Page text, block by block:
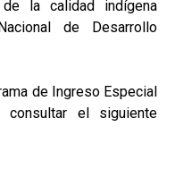
la calidad indígena
de Desarrollo
de Ingreso Especial
consultar el siguiente